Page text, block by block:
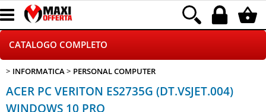
CATALOGO COMPLETO
GAMING
TELEFONIA
INFORMATICA PERSONAL COMPUTER
ACER PC VERITON ES2735G (DT.VSJET.004)
WINDOWS 10 PRO